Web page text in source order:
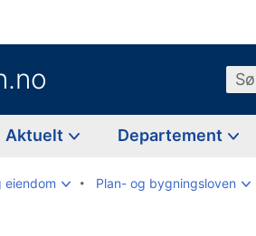
Søk
Aktuelt Departement
eiendom Plan- og bygningsloven